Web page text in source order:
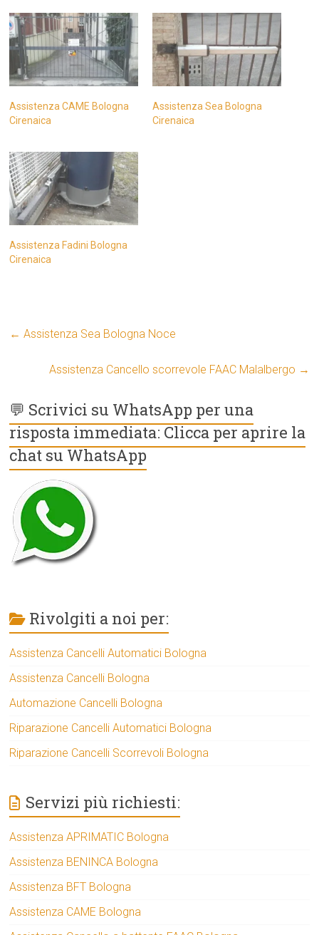
Assistenza CAME Bologna
Cirenaica
Assistenza Sea Bologna
Cirenaica
Assistenza Fadini Bologna
Cirenaica
← Assistenza Sea Bologna Noce
Assistenza Cancello scorrevole FAAC Malalbergo →
💬 Scrivici su WhatsApp per una
risposta immediata: Clicca per aprire la
chat su WhatsApp
Rivolgiti a noi per:
Assistenza Cancelli Automatici Bologna
Assistenza Cancelli Bologna
Automazione Cancelli Bologna
Riparazione Cancelli Automatici Bologna
Riparazione Cancelli Scorrevoli Bologna
Servizi più richiesti:
Assistenza APRIMATIC Bologna
Assistenza BENINCA Bologna
Assistenza BFT Bologna
Assistenza CAME Bologna